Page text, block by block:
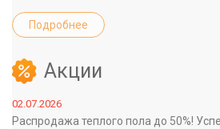
Подробнее
Акции
02.07.2026
Распродажа теплого пола до 50%!